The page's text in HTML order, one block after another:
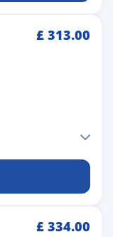
£ 313.00
£ 334.00